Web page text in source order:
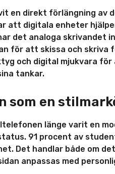
en direkt förlängning av
att digitala enheter
det analoga skrivandet
för att skissa och skriva
och digital mjukvara
tankar.
som en
länge varit en
91 procent av
Det handlar både om
anpassas med